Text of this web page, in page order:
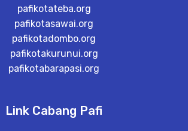
pafikotateba.org
pafikotasawai.org
pafikotadombo.org
pafikotakurunui.org
pafikotabarapasi.org
Link Cabang Pafi